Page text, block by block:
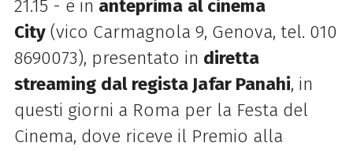
21.15 - è in anteprima al cinema
City(vico Carmagnola 9, Genova, tel. 010
8690073), presentato in diretta
streaming dal regista Jafar Panahi, in
questi giorni a Roma per la Festa del
Cinema, dove riceve il Premio alla